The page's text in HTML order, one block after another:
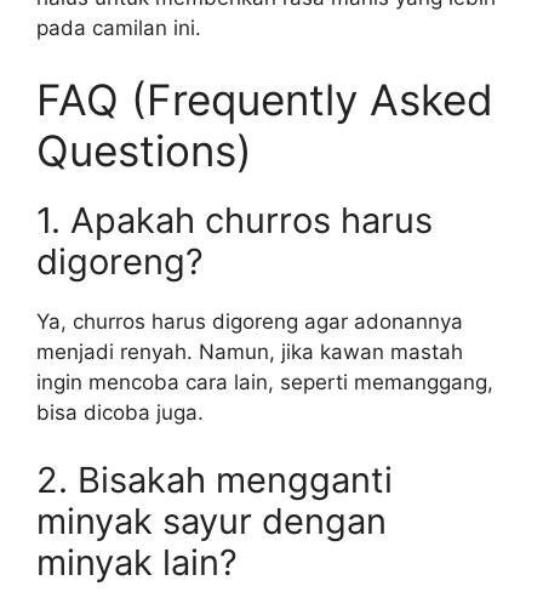
pada camilan ini.
FAQ (Frequently Asked
Questions)
1. Apakah churros harus
digoreng?
Ya, churros harus digoreng agar adonannya
menjadi renyah. Namun, jika kawan mastah
ingin mencoba cara lain, seperti memanggang,
bisa dicoba juga.
2. Bisakah mengganti
minyak sayur dengan
minyak lain?